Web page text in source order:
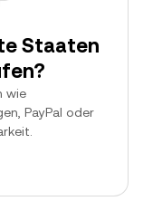
Staaten
wie
PayPal oder